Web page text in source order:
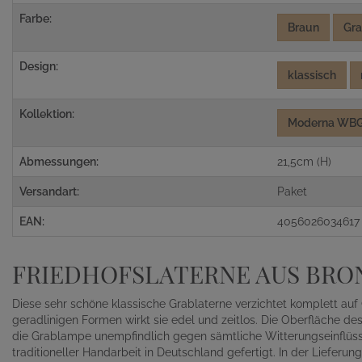
Farbe:
Braun
Design:
klassisch
Kollektion:
Moderna
Abmessungen: 21,5cm (H)
Versandart: Paket
EAN: 4056026034617
FRIEDHOFSLATERNE AUS
Diese sehr schöne klassische Grablaterne verzichtet komplett
geradlinigen Formen wirkt sie edel und zeitlos. Die Oberfläche
die Grablampe unempfindlich gegen sämtliche
traditioneller Handarbeit in Deutschland gefertigt. In der